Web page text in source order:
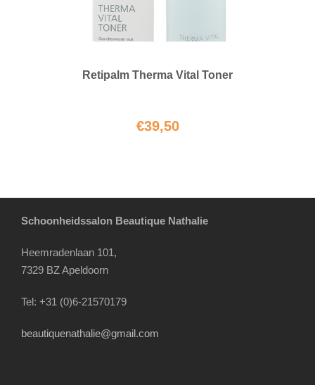
Retipalm Therma Vital Toner
€39,50
Schoonheidssalon Beautique Nathalie
Heemradenlaan 101,
7329 BZ Apeldoorn
Tel: +31 (0)6-21570179
beautiquenathalie@gmail.com